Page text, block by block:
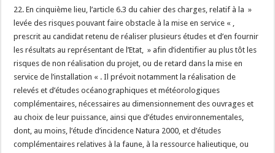
22. En cinquième lieu, l’article 6.3 du cahier des charges, relatif à la »
levée des risques pouvant faire obstacle à la mise en service « ,
prescrit au candidat retenu de réaliser plusieurs études et d’en fournir
les résultats au représentant de l’Etat, » afin d’identifier au plus tôt les
risques de non réalisation du projet, ou de retard dans la mise en
service de l’installation « . Il prévoit notamment la réalisation de
relevés et d’études océanographiques et météorologiques
complémentaires, nécessaires au dimensionnement des ouvrages et
au choix de leur puissance, ainsi que d’études environnementales,
dont, au moins, l’étude d’incidence Natura 2000, et d’études
complémentaires relatives à la faune, à la ressource halieutique, ou